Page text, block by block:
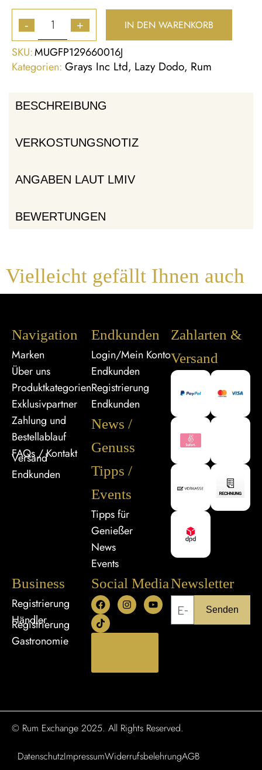
- + IN DEN WARENKORB
SKU:MUGFP129660016J
Kategorien: Grays Inc Ltd, Lazy Dodo, Rum
BESCHREIBUNG
VERKOSTUNGSNOTIZ
ANGABEN LAUT LMIV
BEWERTUNGEN
Vielleicht gefällt Ihnen auch
Navigation
Marken
Über uns
Produktkategorien
Exklusivpartner
Zahlung und
Bestellablauf
FAQs / Kontakt
Versand
Endkunden
Endkunden
Login/Mein Konto
Endkunden
Registrierung
Endkunden
News /
Genuss
Tipps /
Events
Tipps für
Genießer
News
Events
Zahlarten &
Versand
Business
Registrierung
Händler
Registrierung
Gastronomie
Social MediaNewsletter
Senden
© Rum Exchange 2025. All Rights Reserved.
DatenschutzImpressumWiderrufsbelehrungAGB